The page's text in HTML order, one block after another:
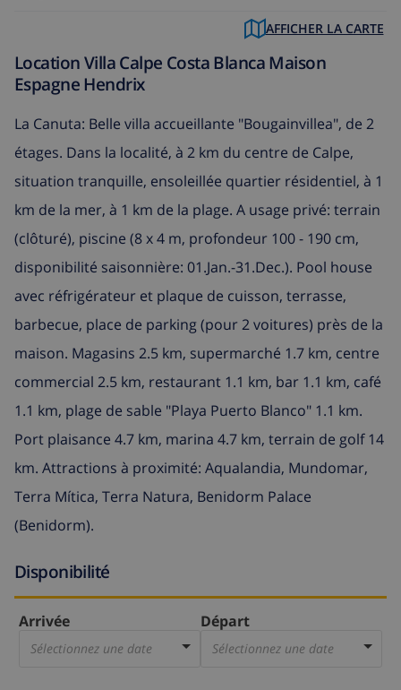
AFFICHER LA CARTE
Location Villa Calpe Costa Blanca Maison
Espagne Hendrix
La Canuta: Belle villa accueillante "Bougainvillea", de 2
étages. Dans la localité, à 2 km du centre de Calpe,
situation tranquille, ensoleillée quartier résidentiel, à 1
km de la mer, à 1 km de la plage. A usage privé: terrain
(clôturé), piscine (8 x 4 m, profondeur 100 - 190 cm,
disponibilité saisonnière: 01.Jan.-31.Dec.). Pool house
avec réfrigérateur et plaque de cuisson, terrasse,
barbecue, place de parking (pour 2 voitures) près de la
maison. Magasins 2.5 km, supermarché 1.7 km, centre
commercial 2.5 km, restaurant 1.1 km, bar 1.1 km, café
1.1 km, plage de sable "Playa Puerto Blanco" 1.1 km.
Port plaisance 4.7 km, marina 4.7 km, terrain de golf 14
km. Attractions à proximité: Aqualandia, Mundomar,
Terra Mítica, Terra Natura, Benidorm Palace
(Benidorm).
Disponibilité
Arrivée
Sélectionnez une date
Départ
Sélectionnez une date